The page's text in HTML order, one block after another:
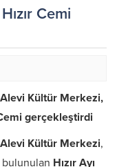
Cemi
Kültür Merkezi,
gerçekleştirdi
Kültür Merkezi,
Hızır Ayı